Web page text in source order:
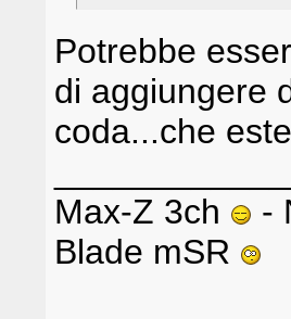
Potrebbe
di aggiungere
coda...che
Max-Z 3ch
-
Blade mSR